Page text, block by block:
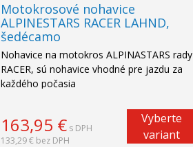
Motokrosové nohavice
ALPINESTARS RACER LAHND,
šedécamo
Nohavice na motokros ALPINASTARS rady
RACER, sú nohavice vhodné pre jazdu za
každého počasia
163,95 € s DPH
133,29 € bez DPH
Vyberte
variant